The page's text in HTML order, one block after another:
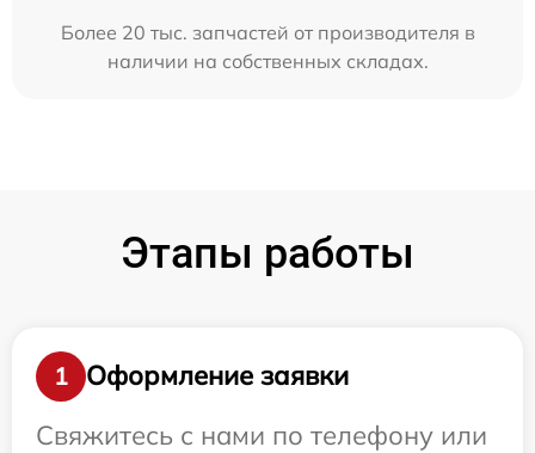
Более 20 тыс. запчастей от производителя в
наличии на собственных складах.
Этапы работы
1
Оформление заявки
Свяжитесь с нами по телефону или